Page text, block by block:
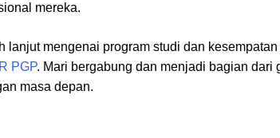
mereka.
lanjut mengenai program studi dan
PGP. Mari bergabung dan menjadi bagian dari
masa depan.